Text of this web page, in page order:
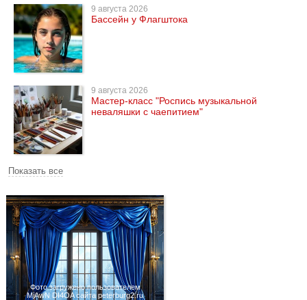
9 августа 2026
Бассейн у Флагштока
9 августа 2026
Мастер-класс "Роспись музыкальной
неваляшки с чаепитием"
Показать все
Фото загружено пользователем
MjAwN DI4OA сайта peterburg2.ru